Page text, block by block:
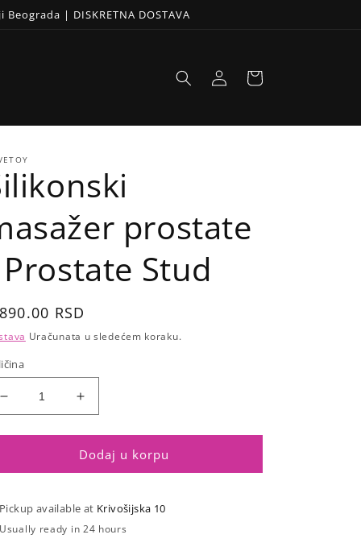
| DISKRETNA DOSTAVA
Prijavi
se
Korpa
prostate
Stud
RSD
Uračunata u sledećem koraku.
Smanji
količinu
za
masažer
-
Prostate
Stud
Povećaj
količinu
za
Silikonski
masažer
-
Prostate
Dodaj u korpu
Pickup available at Krivošijska 10
Usually ready in 24 hours